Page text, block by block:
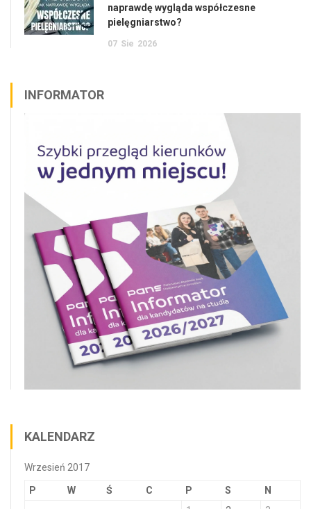
naprawdę wygląda współczesne
pielęgniarstwo?
07 Sie 2026
INFORMATOR
KALENDARZ
Wrzesień 2017
P W Ś C P S
N